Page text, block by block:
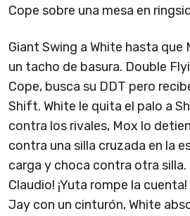
Cope sobre una mesa en
Giant Swing a White hasta que
un tacho de basura. Double
Cope, busca su DDT pero
Shift. White le quita el palo a
contra los rivales, Mox lo
contra una silla cruzada en la
carga y choca contra otra silla.
Claudio! ¡Yuta rompe la
Jay con un cinturón, White